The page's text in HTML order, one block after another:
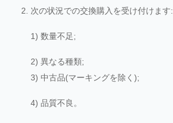
2. 次の状況での交換購入を受け付けます:
1) 数量不足;
2) 異なる種類;
3) 中古品(マーキングを除く);
4) 品質不良。